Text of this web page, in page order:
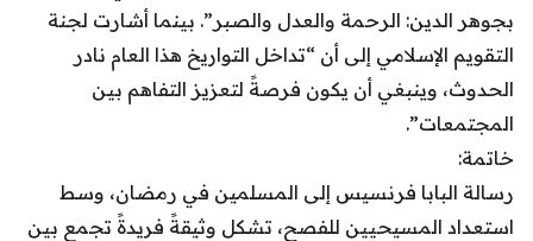
بجوهر الدين: الرحمة والعدل والصبر”. بينما أشارت لجنة
التقويم الإسلامي إلى أن “تداخل التواريخ هذا العام نادر
الحدوث، وينبغي أن يكون فرصةً لتعزيز التفاهم بين
المجتمعات”.
خاتمة:
رسالة البابا فرنسيس إلى المسلمين في رمضان، وسط
استعداد المسيحيين للفصح، تشكل وثيقةً فريدةً تجمع بين